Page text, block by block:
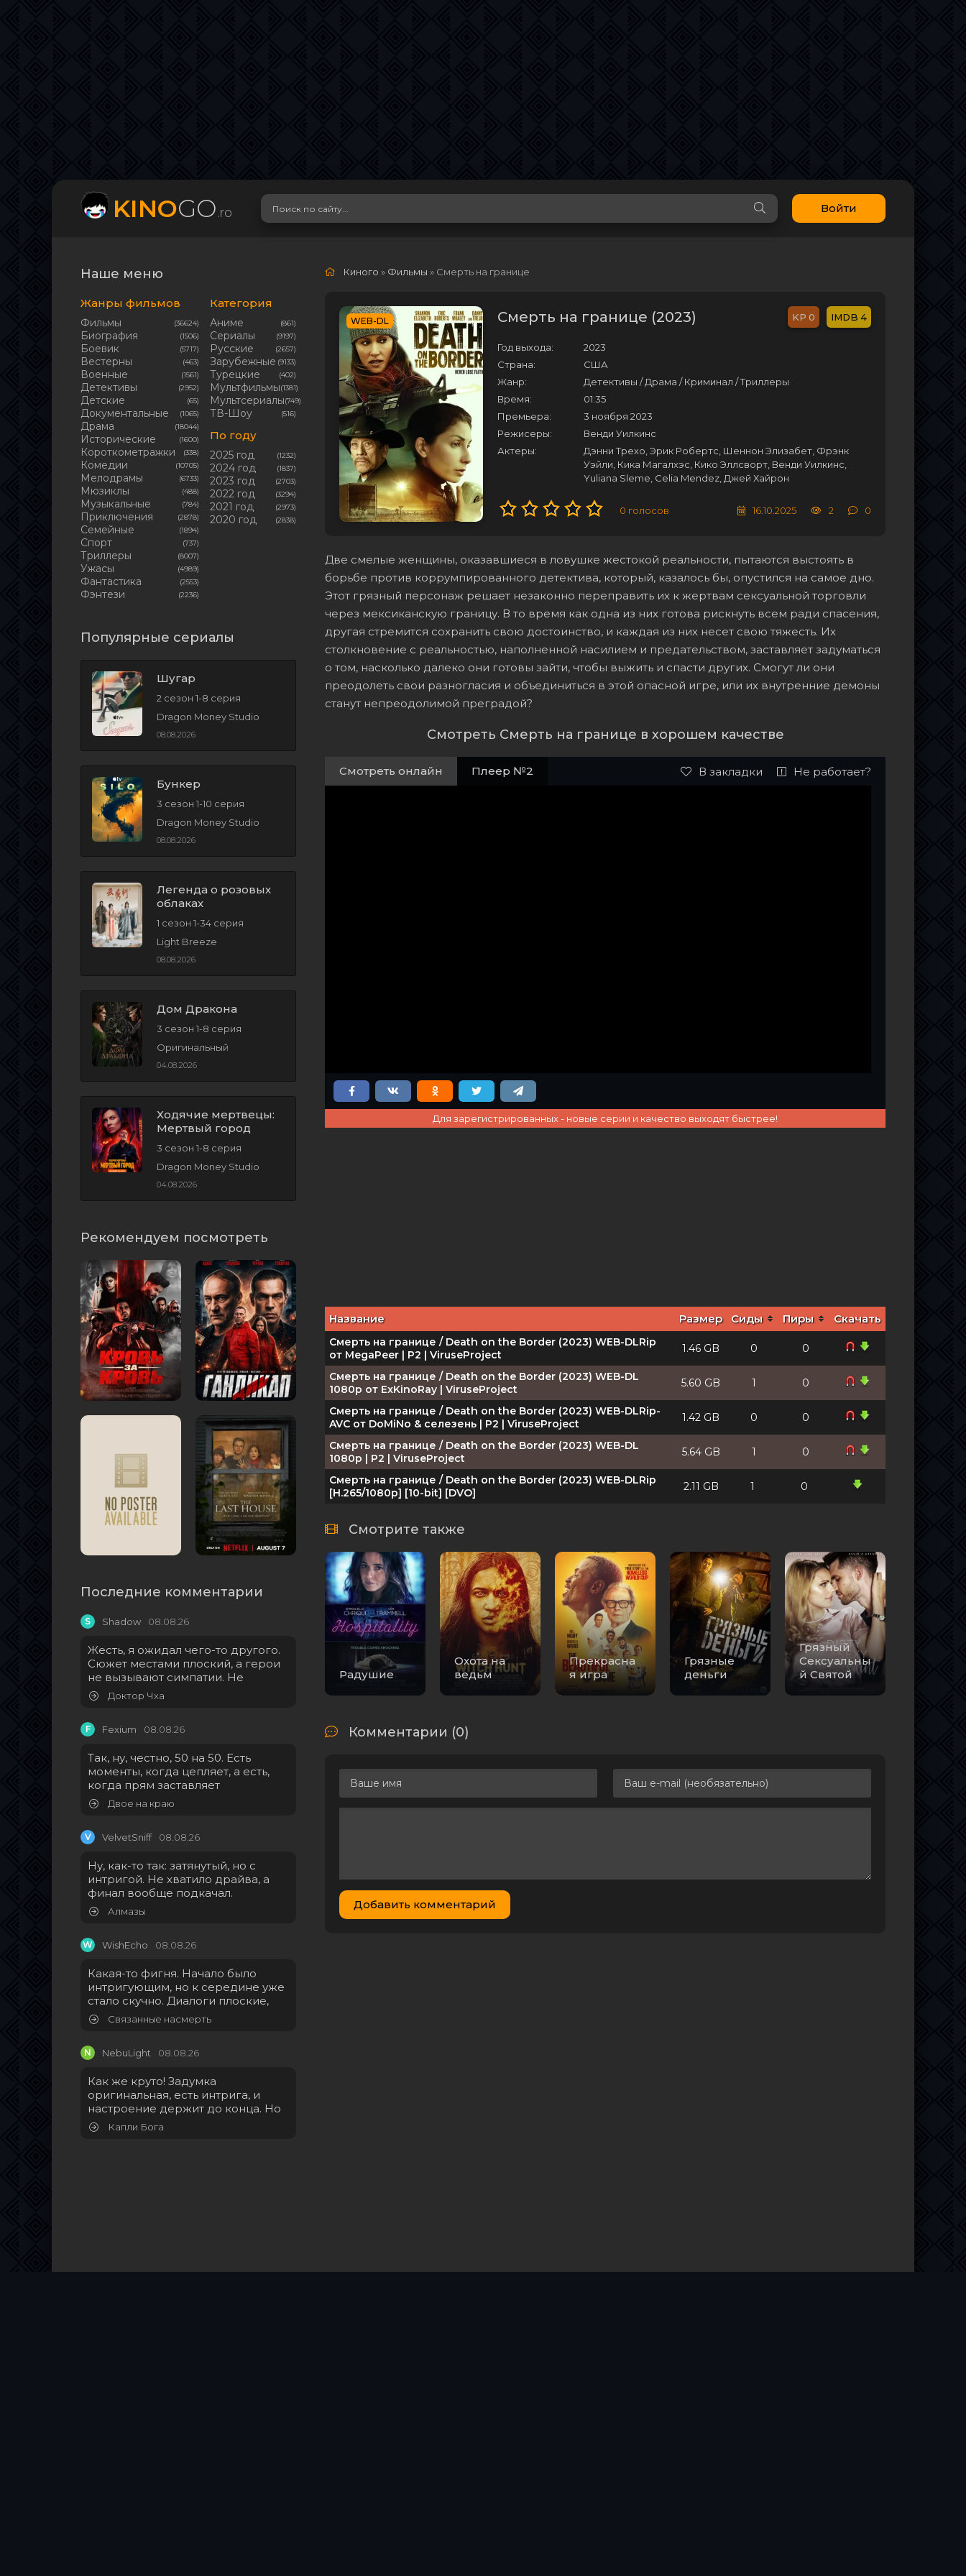
KINOGO.ro Войти
Наше меню
Жанры фильмов
Фильмы (36624)
Биография (1506)
Боевик (5717)
Вестерны (463)
Военные (1561)
Детективы (2952)
Детские (65)
Документальные (1065)
Драма (18044)
Исторические (1600)
Короткометражки (338)
Комедии (10705)
Мелодрамы (6733)
Мюзиклы (488)
Музыкальные (784)
Приключения (2878)
Семейные (1894)
Cпорт (737)
Триллеры (8007)
Ужасы (4989)
Фантастика (2553)
Фэнтези (2236)
Категория
Аниме (861)
Сериалы (9197)
Русские (2657)
Зарубежные (9133)
Турецкие (402)
Мультфильмы(1381)
Мультсериалы(749)
ТВ-Шоу (516)
По году
2025 год (1232)
2024 год (1837)
2023 год (2703)
2022 год (3294)
2021 год (2973)
2020 год (2838)
Популярные сериалы
Шугар
2 сезон 1-8 серия
Dragon Money Studio
08.08.2026
Бункер
3 сезон 1-10 серия
Dragon Money Studio
08.08.2026
Легенда о розовых
облаках
1 сезон 1-34 серия
Light Breeze
08.08.2026
Дом Дракона
3 сезон 1-8 серия
Оригинальный
04.08.2026
Ходячие мертвецы:
Мертвый город
3 сезон 1-8 серия
Dragon Money Studio
04.08.2026
Рекомендуем посмотреть
Последние комментарии
S Shadow 08.08.26
Жесть, я ожидал чего-то другого.
Сюжет местами плоский, а герои
не вызывают симпатии. Не
Доктор Чха
F Fexium 08.08.26
Так, ну, честно, 50 на 50. Есть
моменты, когда цепляет, а есть,
когда прям заставляет
Двое на краю
V VelvetSniff 08.08.26
Ну, как-то так: затянутый, но с
интригой. Не хватило драйва, а
финал вообще подкачал.
Алмазы
W WishEcho 08.08.26
Какая-то фигня. Начало было
интригующим, но к середине уже
стало скучно. Диалоги плоские,
Связанные насмерть
N NebuLight 08.08.26
Как же круто! Задумка
оригинальная, есть интрига, и
настроение держит до конца. Но
Капли Бога
Киного » Фильмы » Смерть на границе
WEB-DL Смерть на границе (2023) 0 4
Год выхода:
2023
Страна:
США
Жанр:
Детективы / Драма / Криминал / Триллеры
Время:
01:35
Премьера:
3 ноября 2023
Режисеры:
Венди Уилкинс
Актеры:
Дэнни Трехо, Эрик Робертс, Шеннон Элизабет, Фрэнк
Уэйли, Кика Магалхэс, Кико Эллсворт, Венди Уилкинс,
Yuliana Sleme, Celia Mendez, Джей Хайрон
0 голосов 16.10.2025 2 0
Две смелые женщины, оказавшиеся в ловушке жестокой реальности, пытаются выстоять в
борьбе против коррумпированного детектива, который, казалось бы, опустился на самое дно.
Этот грязный персонаж решает незаконно переправить их к жертвам сексуальной торговли
через мексиканскую границу. В то время как одна из них готова рискнуть всем ради спасения,
другая стремится сохранить свою достоинство, и каждая из них несет свою тяжесть. Их
столкновение с реальностью, наполненной насилием и предательством, заставляет задуматься
о том, насколько далеко они готовы зайти, чтобы выжить и спасти других. Смогут ли они
преодолеть свои разногласия и объединиться в этой опасной игре, или их внутренние демоны
станут непреодолимой преградой?
Смотреть Смерть на границе в хорошем качестве
Смотреть онлайн Плеер №2 В закладки Не работает?
Для зарегистрированных - новые серии и качество выходят быстрее!
Название Размер Сиды Пиры Скачать
Смерть на границе / Death on the Border (2023) WEB-DLRip
от MegaPeer | P2 | ViruseProject
1.46 GB 0 0
Смерть на границе / Death on the Border (2023) WEB-DL
1080p от ExKinoRay | ViruseProject
5.60 GB 1 0
Смерть на границе / Death on the Border (2023) WEB-DLRip-
AVC от DoMiNo & селезень | P2 | ViruseProject
1.42 GB 0 0
Смерть на границе / Death on the Border (2023) WEB-DL
1080p | P2 | ViruseProject
5.64 GB 1 0
Смерть на границе / Death on the Border (2023) WEB-DLRip
[H.265/1080p] [10-bit] [DVO]
2.11 GB 1 0
Смотрите также
Радушие
Охота на
ведьм
Прекрасна
я игра
Грязные
деньги
Грязный
Сексуальны
й Святой
Комментарии (0)
Добавить комментарий